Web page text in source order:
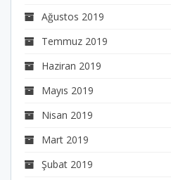
Ağustos 2019
Temmuz 2019
Haziran 2019
Mayıs 2019
Nisan 2019
Mart 2019
Şubat 2019